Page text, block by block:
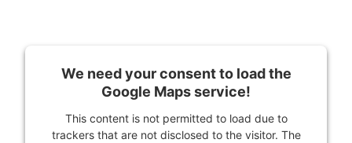
We need your consent to load the
Google Maps service!
This content is not permitted to load due to
trackers that are not disclosed to the visitor. The